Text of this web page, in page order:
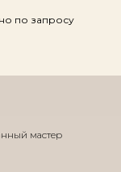
по запросу
мастер